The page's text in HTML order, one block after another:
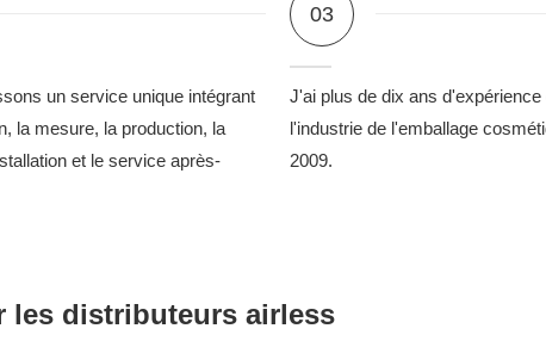
un service unique intégrant
la mesure, la production, la
et le service après-
03
J'ai plus de dix ans d'expérience
l'industrie de l'emballage
2009.
les distributeurs airless